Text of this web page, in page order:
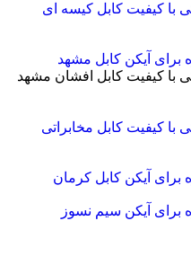
کابل کیسه ای
کابل مشهد
کابل افشان مشهد
کابل مخابراتی
کابل کرمان
سیم نسوز